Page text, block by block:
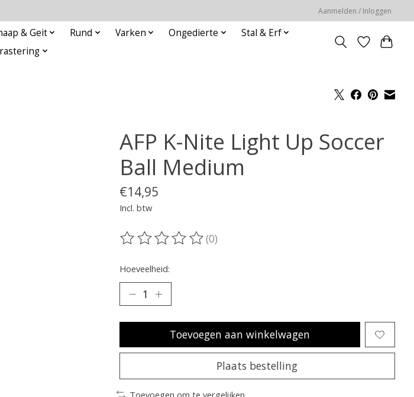
Aanmelden / Inloggen
& Geit Rund Varken Ongedierte
Stal & Erf
AFP K-Nite Light Up Soccer
Ball Medium
€14,95
Incl. btw
De beoordeling van dit product is
(0)
Hoeveelheid:
Toevoegen aan winkelwagen
Plaats bestelling